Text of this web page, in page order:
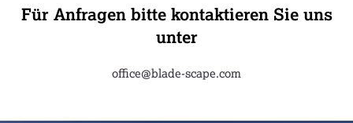
Für Anfragen bitte kontaktieren Sie uns
unter
office@blade-scape.com